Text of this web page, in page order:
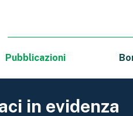
Pubblicazioni
in evidenza